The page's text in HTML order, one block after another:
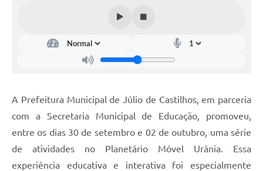
Links
A Prefeitura Municipal de Júlio de Castilhos, em parceria
com a Secretaria Municipal de Educação, promoveu,
entre os dias 30 de setembro e 02 de outubro, uma série
de atividades no Planetário Móvel Urânia. Essa
experiência educativa e interativa foi especialmente